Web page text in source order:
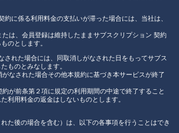
に係る利用料金の支払いが滞った場合には、当社は、
、会員登録は維持したままサブスクリプション 契約
のとします。
れた場合には、同取消しがなされた日をもってサブス
ものとみなします。
された場合その他本規約に基づき本サービスが終了
前条第２項に規定の利用期間の中途で終了すること
利用料金の返金はしないものとします。
た後の場合を含む）は、以下の各事項を行うことはでき